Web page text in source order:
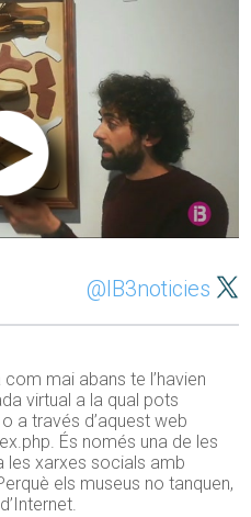
@IB3noticies
mai abans te l’havien
virtual a la qual pots
a través d’aquest web
És només una de les
les xarxes socials amb
els museus no tanquen,